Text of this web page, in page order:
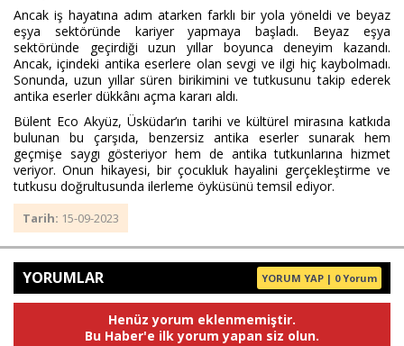
Ancak iş hayatına adım atarken farklı bir yola yöneldi ve beyaz
eşya sektöründe kariyer yapmaya başladı. Beyaz eşya
sektöründe geçirdiği uzun yıllar boyunca deneyim kazandı.
Ancak, içindeki antika eserlere olan sevgi ve ilgi hiç kaybolmadı.
Sonunda, uzun yıllar süren birikimini ve tutkusunu takip ederek
antika eserler dükkânı açma kararı aldı.
Bülent Eco Akyüz, Üsküdar’ın tarihi ve kültürel mirasına katkıda
bulunan bu çarşıda, benzersiz antika eserler sunarak hem
geçmişe saygı gösteriyor hem de antika tutkunlarına hizmet
veriyor. Onun hikayesi, bir çocukluk hayalini gerçekleştirme ve
tutkusu doğrultusunda ilerleme öyküsünü temsil ediyor.
Tarih: 15-09-2023
YORUMLAR YORUM YAP | 0 Yorum
Henüz yorum eklenmemiştir.
Bu Haber'e ilk yorum yapan siz olun.